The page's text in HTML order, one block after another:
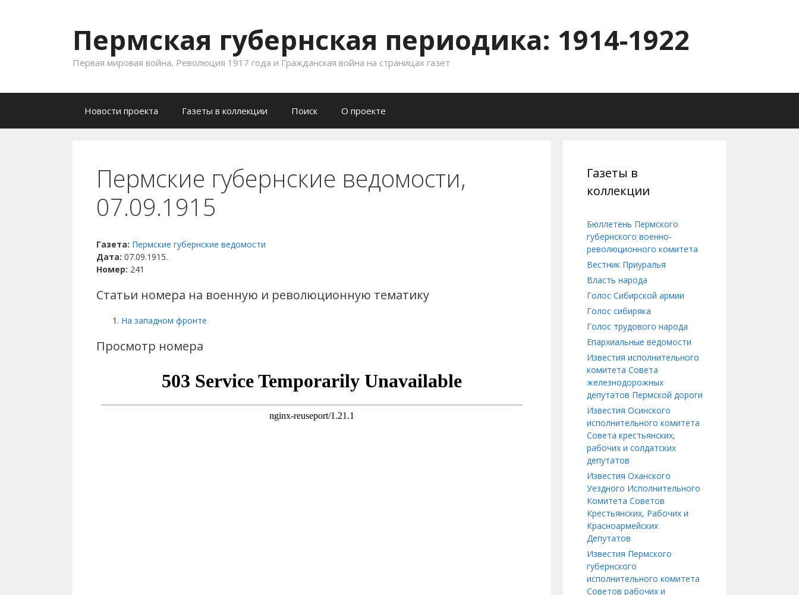
Пермская губернская периодика: 1914-1922
Первая мировая война, Революция 1917 года и Гражданская война на страницах газет
Новости проекта
Газеты в коллекции Поиск О проекте
Пермские губернские ведомости,
07.09.1915
Газета: Пермские губернские ведомости
Дата: 07.09.1915.
Номер: 241
Статьи номера на военную и революционную тематику
На западном фронте
Просмотр номера
Газеты в
коллекции
Бюллетень Пермского
губернского военно-
революционного комитета
Вестник Приуралья
Власть народа
Голос Сибирской армии
Голос сибиряка
Голос трудового народа
Епархиальные ведомости
Известия исполнительного
комитета Совета
железнодорожных
депутатов Пермской дороги
Известия Осинского
исполнительного комитета
Совета крестьянских,
рабочих и солдатских
депутатов
Известия Оханского
Уездного Исполнительного
Комитета Советов
Крестьянских, Рабочих и
Красноармейских
Депутатов
Известия Пермского
губернского
исполнительного комитета
Советов рабочих и